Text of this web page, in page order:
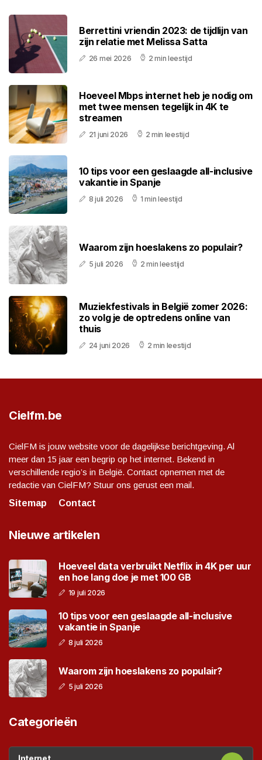
Berrettini vriendin 2023: de tijdlijn van
zijn relatie met Melissa Satta
26 mei 2026 2 min leestijd
Hoeveel Mbps internet heb je nodig om
met twee mensen tegelijk in 4K te
streamen
21 juni 2026 2 min leestijd
10 tips voor een geslaagde all-inclusive
vakantie in Spanje
8 juli 2026 1 min leestijd
Waarom zijn hoeslakens zo populair?
5 juli 2026 2 min leestijd
Muziekfestivals in België zomer 2026:
zo volg je de optredens online van
thuis
24 juni 2026 2 min leestijd
Cielfm.be
CielFM is jouw website voor de dagelijkse berichtgeving. Al
meer dan 15 jaar een begrip op het internet. Bekend in
verschillende regio’s in België. Contact opnemen met de
redactie van CielFM? Stuur ons gerust een mail.
Sitemap
Contact
Nieuwe artikelen
Hoeveel data verbruikt Netflix in 4K per uur
en hoe lang doe je met 100 GB
19 juli 2026
10 tips voor een geslaagde all-inclusive
vakantie in Spanje
8 juli 2026
Waarom zijn hoeslakens zo populair?
5 juli 2026
Categorieën